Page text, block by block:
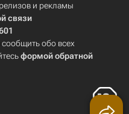
и рекламы
связи
обо всех
формой обратной